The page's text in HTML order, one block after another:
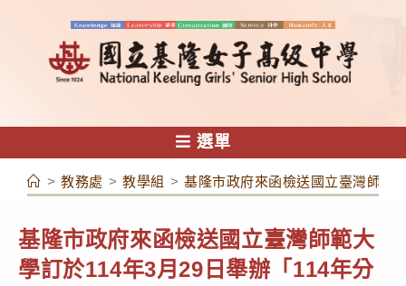
容
選單
> 教務處 > 教學組 > 基隆市政府來函檢送國立臺灣師範
基隆市政府來函檢送國立臺灣師範大
學訂於114年3月29日舉辦「114年分